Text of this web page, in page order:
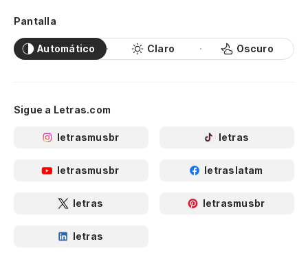
Pantalla
Automático Claro Oscuro
Sigue a Letras.com
letrasmusbr letras
letrasmusbr letraslatam
letras letrasmusbr
letras